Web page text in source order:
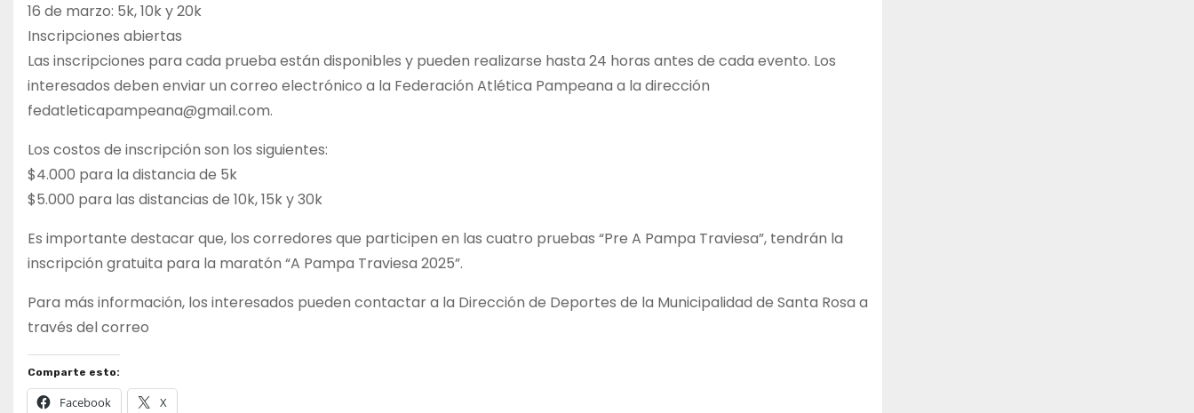
16 de marzo: 5k, 10k y 20k
Inscripciones abiertas
Las inscripciones para cada prueba están disponibles y pueden realizarse hasta 24 horas antes de cada evento. Los
interesados deben enviar un correo electrónico a la Federación Atlética Pampeana a la dirección
fedatleticapampeana@gmail.com.
Los costos de inscripción son los siguientes:
$4.000 para la distancia de 5k
$5.000 para las distancias de 10k, 15k y 30k
Es importante destacar que, los corredores que participen en las cuatro pruebas “Pre A Pampa Traviesa”, tendrán la
inscripción gratuita para la maratón “A Pampa Traviesa 2025”.
Para más información, los interesados pueden contactar a la Dirección de Deportes de la Municipalidad de Santa Rosa a
través del correo
Comparte esto:
Facebook X